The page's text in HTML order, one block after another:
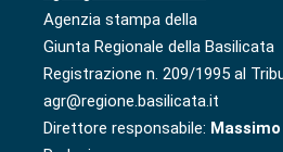
Agenzia stampa della
Giunta Regionale della Basilicata
Registrazione n. 209/1995 al
agr@regione.basilicata.it
Direttore responsabile: